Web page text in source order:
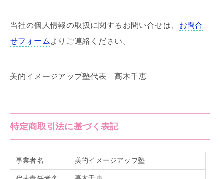
当社の個人情報の取扱に関するお問い合せは、 お問合
せフォーム よりご連絡ください。
美的イメージアップ塾代表 高木千恵
特定商取引法に基づく表記
事業者名 美的イメージアップ塾